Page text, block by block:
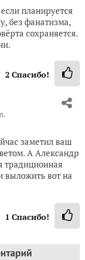
планируется
без фанатизма,
сохраняется.
2 Спасибо!
заметил ваш
А Александр
традиционная
выложить вот на
1 Спасибо!